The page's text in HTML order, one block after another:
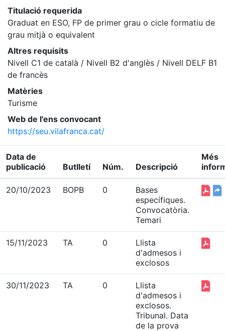
Titulació requerida
Graduat en ESO, FP de primer grau o cicle formatiu de
grau mitjà o equivalent
Altres requisits
Nivell C1 de català / Nivell B2 d'anglès / Nivell DELF B1
de francès
Matèries
Turisme
Web de l'ens convocant
https://seu.vilafranca.cat/
Data de
publicació
Butlletí Núm. Descripció
Més
20/10/2023 BOPB 0
Bases
específiques.
Convocatòria.
Temari
15/11/2023 TA 0
Llista
d'admesos i
exclosos
30/11/2023 TA 0
Llista
d'admesos i
exclosos.
Tribunal. Data
de la prova